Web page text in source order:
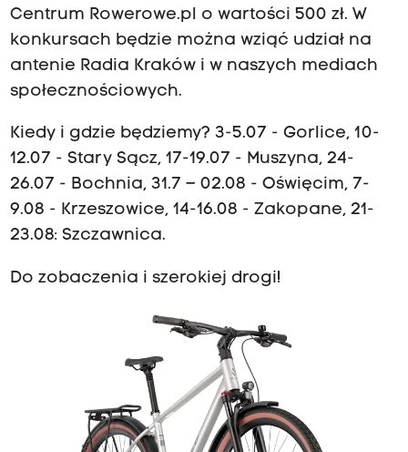
Centrum Rowerowe.pl o wartości 500 zł. W
konkursach będzie można wziąć udział na
antenie Radia Kraków i w naszych mediach
społecznościowych.
Kiedy i gdzie będziemy? 3-5.07 - Gorlice, 10-
12.07 - Stary Sącz, 17-19.07 - Muszyna, 24-
26.07 - Bochnia, 31.7 – 02.08 - Oświęcim, 7-
9.08 - Krzeszowice, 14-16.08 - Zakopane, 21-
23.08: Szczawnica.
Do zobaczenia i szerokiej drogi!